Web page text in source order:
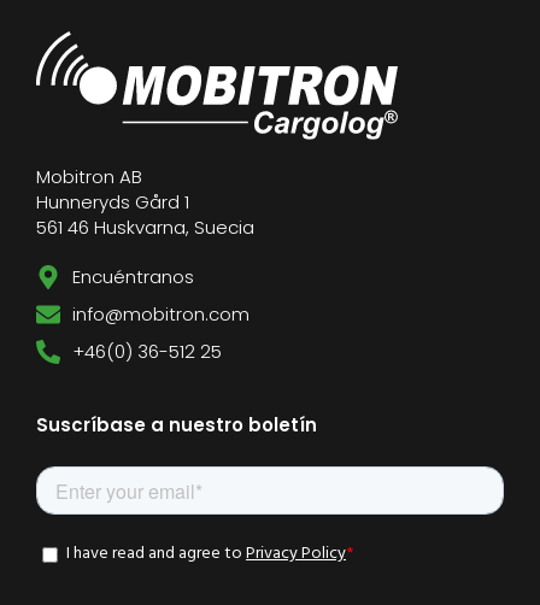
Mobitron AB
Hunneryds Gård 1
561 46 Huskvarna, Suecia
Encuéntranos
info@mobitron.com
+46(0) 36-512 25
Suscríbase a nuestro boletín